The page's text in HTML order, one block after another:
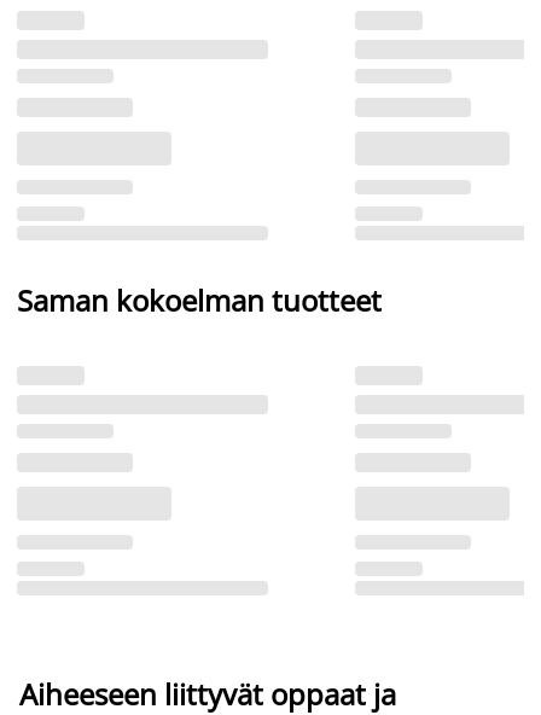
Saman kokoelman tuotteet
Aiheeseen liittyvät oppaat ja